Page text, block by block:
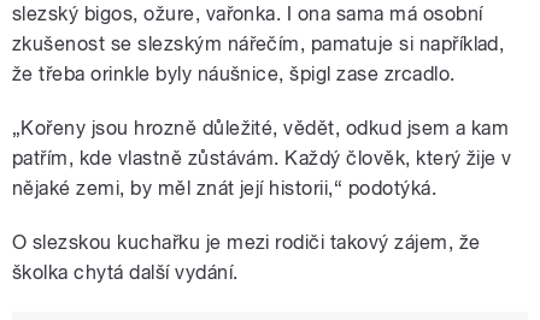
slezský bigos, ožure, vařonka. I ona sama má osobní
zkušenost se slezským nářečím, pamatuje si například,
že třeba orinkle byly náušnice, špigl zase zrcadlo.
„Kořeny jsou hrozně důležité, vědět, odkud jsem a kam
patřím, kde vlastně zůstávám. Každý člověk, který žije v
nějaké zemi, by měl znát její historii,“ podotýká.
O slezskou kuchařku je mezi rodiči takový zájem, že
školka chytá další vydání.